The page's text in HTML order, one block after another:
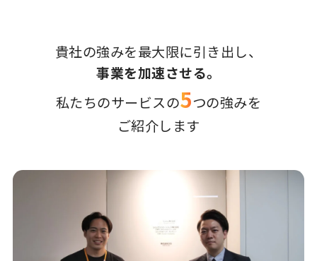
貴社の強みを最大限に引き出し、
事業を加速させる。
私たちのサービスの5つの強みを
ご紹介します